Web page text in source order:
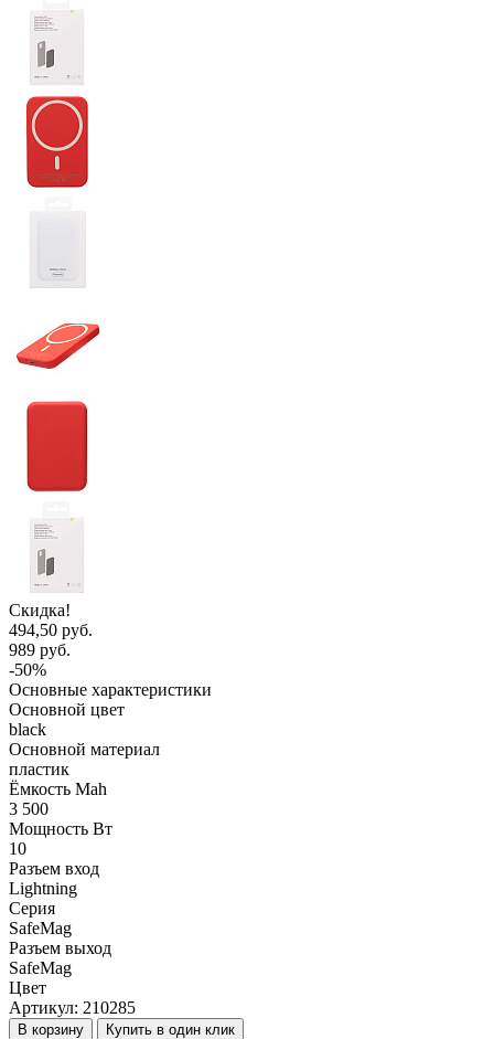
Скидка!
494,50 руб.
989 руб.
-50%
Основные характеристики
Основной цвет
black
Основной материал
пластик
Ёмкость Mah
3 500
Мощность Вт
10
Разъем вход
Lightning
Серия
SafeMag
Разъем выход
SafeMag
Цвет
Артикул: 210285
В корзину Купить в один клик